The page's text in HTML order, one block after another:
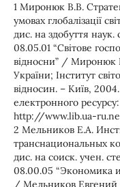
1 Миронюк В.В.
умовах глобалізації
дис. на здобуття
08.05.01 “Світове
відносни” / Миронюк
України; Інститут
відносин. – Київ,
електронного ресурсу:
http://www.lib.ua-
2 Мельников Е.А.
транснациональных
дис. на соиск. учен.
08.00.05 “Экономика
/ Мельников Евгений